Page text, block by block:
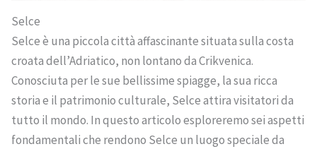
Selce
Selce è una piccola città affascinante situata sulla costa
croata dell’Adriatico, non lontano da Crikvenica.
Conosciuta per le sue bellissime spiagge, la sua ricca
storia e il patrimonio culturale, Selce attira visitatori da
tutto il mondo. In questo articolo esploreremo sei aspetti
fondamentali che rendono Selce un luogo speciale da